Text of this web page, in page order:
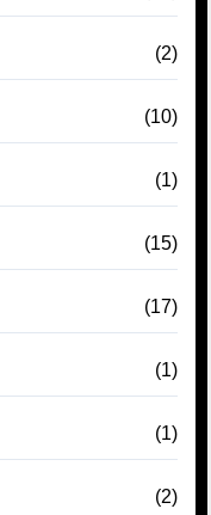
(2)
(10)
(1)
(15)
(17)
(1)
(1)
(2)